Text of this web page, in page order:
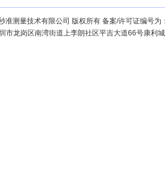
准测量技术有限公司 版权所有 备案/许可证编号为
市龙岗区南湾街道上李朗社区平吉大道66号康利